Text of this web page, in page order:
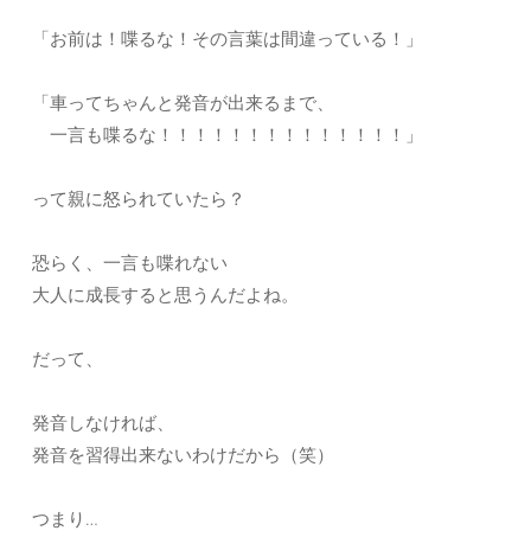
「お前は！喋るな！その言葉は間違っている！」
「車ってちゃんと発音が出来るまで、
一言も喋るな！！！！！！！！！！！！！！」
って親に怒られていたら？
恐らく、一言も喋れない
大人に成長すると思うんだよね。
だって、
発音しなければ、
発音を習得出来ないわけだから（笑）
つまり…